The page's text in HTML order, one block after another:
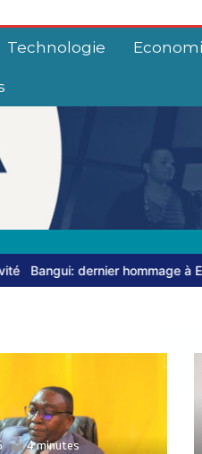
Technologie
à El Hadj Balla Dodo,
4 minutes